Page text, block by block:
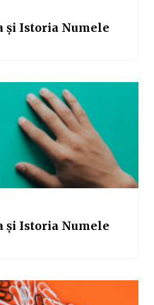
și Istoria Numele
și Istoria Numele